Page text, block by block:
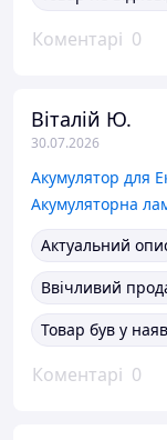
Коментарі 0
Віталій Ю.
30.07.2026
Актуальний
Ввічливий
Товар був у
Коментарі 0